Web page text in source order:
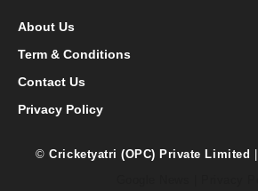
About Us
Term & Conditions
Contact Us
Privacy Policy
©Cricketyatri (OPC) Private Limited